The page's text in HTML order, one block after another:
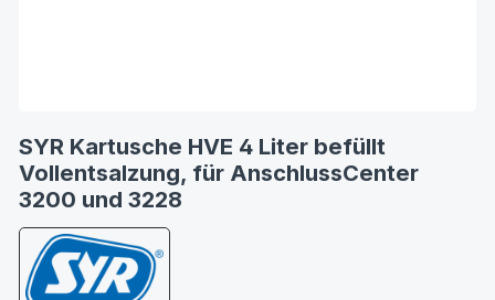
SYR Kartusche HVE 4 Liter befüllt
Vollentsalzung, für AnschlussCenter
3200 und 3228